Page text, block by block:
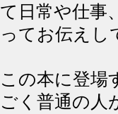
て日常や仕事
ってお伝えし
この本に登場
ごく普通の人